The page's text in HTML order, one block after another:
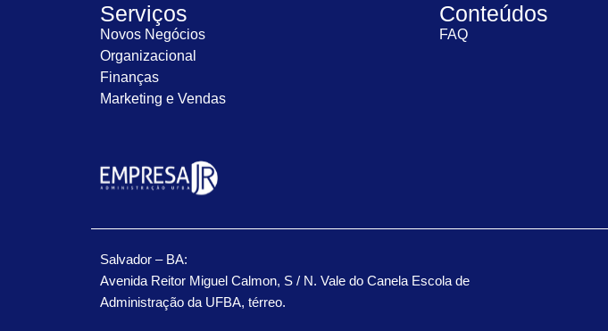
Serviços
Novos Negócios
Organizacional
Finanças
Marketing e Vendas
Conteúdos
FAQ
Salvador – BA:
Avenida Reitor Miguel Calmon, S / N. Vale do Canela Escola de
Administração da UFBA, térreo.